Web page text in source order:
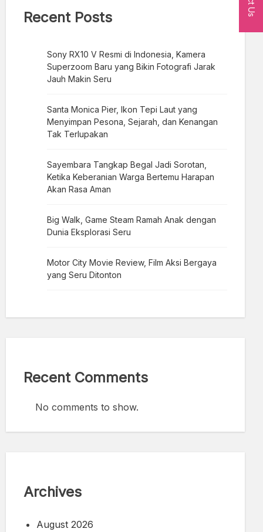
Recent Posts
Sony RX10 V Resmi di Indonesia, Kamera
Superzoom Baru yang Bikin Fotografi Jarak
Jauh Makin Seru
Santa Monica Pier, Ikon Tepi Laut yang
Menyimpan Pesona, Sejarah, dan Kenangan
Tak Terlupakan
Sayembara Tangkap Begal Jadi Sorotan,
Ketika Keberanian Warga Bertemu Harapan
Akan Rasa Aman
Big Walk, Game Steam Ramah Anak dengan
Dunia Eksplorasi Seru
Motor City Movie Review, Film Aksi Bergaya
yang Seru Ditonton
Recent Comments
No comments to show.
Archives
August 2026